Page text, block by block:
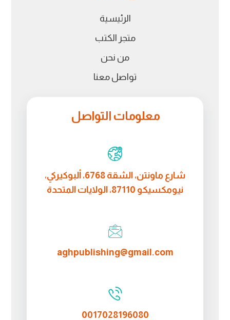
الرئيسية
متجر الكتب
من نحن
تواصل معنا
معلومات التواصل
شارع ماونتن، الشقة 6768، ألبوكيركي،
نيومكسيكو 87110، الولايات المتحدة
aghpublishing@gmail.com
0017028196080